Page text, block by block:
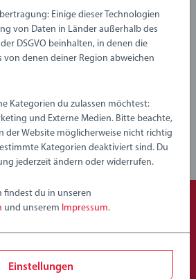
& Grape enthält 2 Teile: 1 x Flora
x Minifigur (Grape).
Bewertungen
mögen auch
Einige dieser Technologien
von Daten in Länder außerhalb des
DSGVO beinhalten, in denen die
von denen deiner Region abweichen
Kategorien du zulassen möchtest:
und Externe Medien. Bitte beachte,
der Website möglicherweise nicht richtig
Kategorien deaktiviert sind. Du
jederzeit ändern oder widerrufen.
du in unseren
und unserem Impressum.
Einstellungen